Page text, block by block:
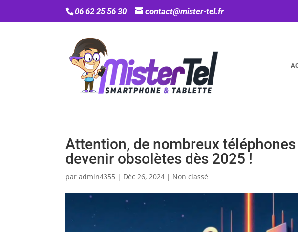
06 62 25 56 30 contact@mister-tel.fr
Attention, de nombreux
devenir obsolètes dès 2025 !
paradmin4355 | Déc 26, 2024 | Non classé